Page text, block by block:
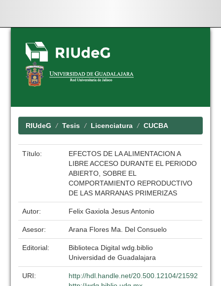
Skip
navigation
RIUdeG Tesis Licenciatura CUCBA
Título:
EFECTOS DE LA ALIMENTACION A
LIBRE ACCESO DURANTE EL PERIODO
ABIERTO, SOBRE EL
COMPORTAMIENTO REPRODUCTIVO
DE LAS MARRANAS PRIMERIZAS
Autor: Felix Gaxiola Jesus Antonio
Asesor: Arana Flores Ma. Del Consuelo
Editorial:
Biblioteca Digital wdg.biblio
Universidad de Guadalajara
URI:
http://hdl.handle.net/20.500.12104/21592